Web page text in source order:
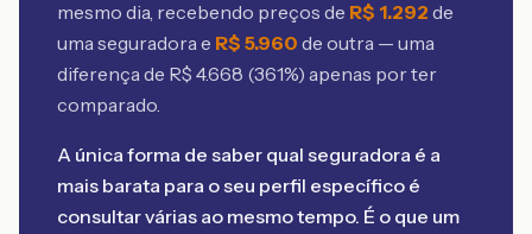
mesmo dia, recebendo preços de R$ 1.292 de
uma seguradora e R$ 5.960 de outra — uma
diferença de R$ 4.668 (361%) apenas por ter
comparado.
A única forma de saber qual seguradora é a
mais barata para o seu perfil específico é
consultar várias ao mesmo tempo. É o que um